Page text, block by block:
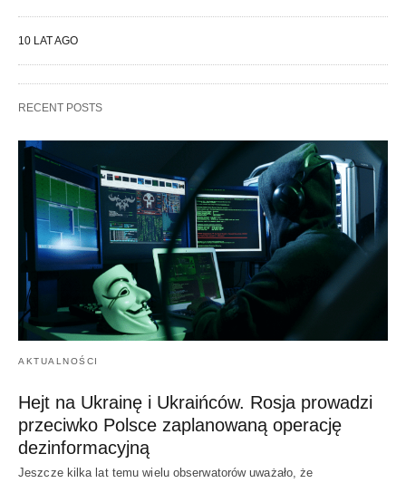
10 LAT AGO
RECENT POSTS
AKTUALNOŚCI
Hejt na Ukrainę i Ukraińców. Rosja prowadzi
przeciwko Polsce zaplanowaną operację
dezinformacyjną
Jeszcze kilka lat temu wielu obserwatorów uważało, że